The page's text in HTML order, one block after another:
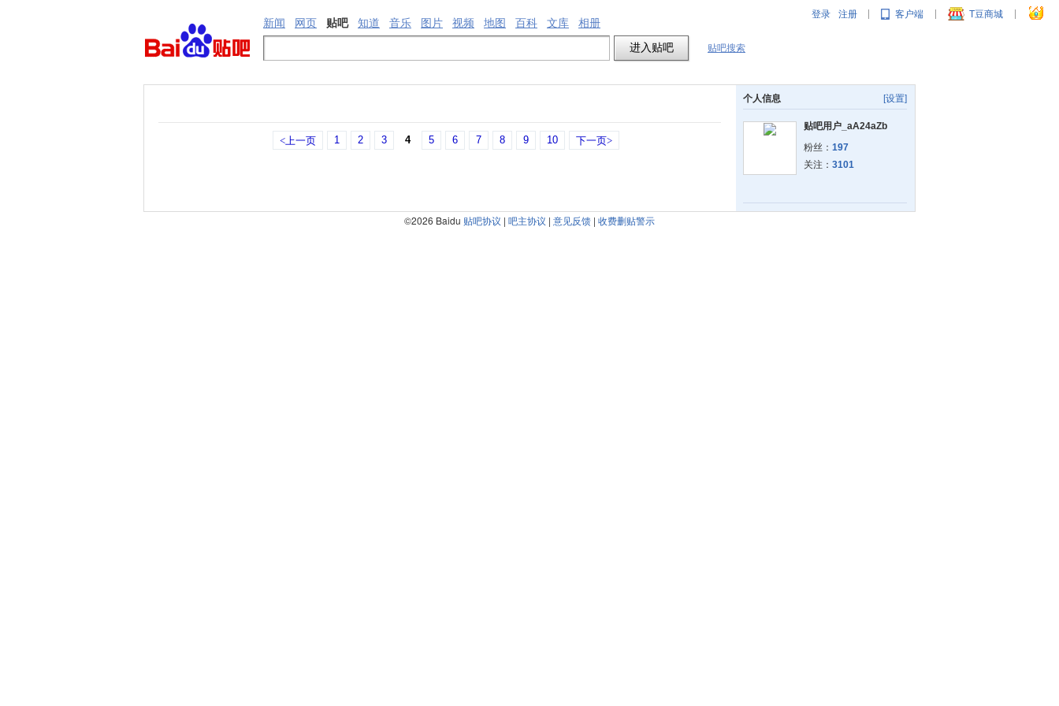
登录 注册 | 客户端 | T豆商城 |
新闻 网页 贴吧 知道 音乐 图片 视频 地图 百科 文库 相册
贴吧搜索
<上一页 1 2 3 4 5 6 7 8 9 10 下一页>
[设置]
个人信息
贴吧用户_aA24aZb
粉丝： 197
关注： 3101
©2026 Baidu 贴吧协议 | 吧主协议 | 意见反馈 | 收费删贴警示